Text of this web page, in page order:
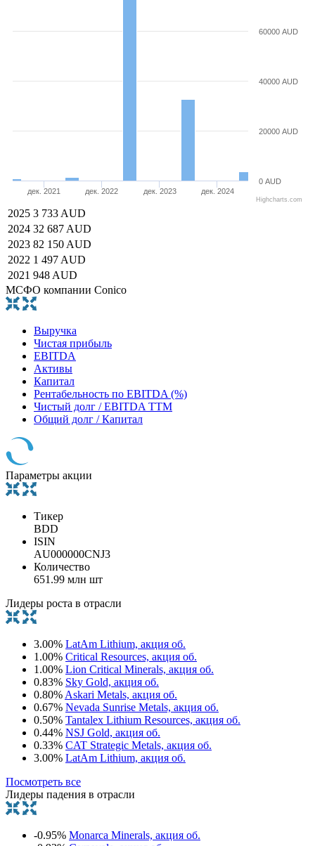
дек. 2021 дек. 2022 дек. 2023 дек. 2024
0 AUD
20000 AUD
40000 AUD
60000 AUD
Highcharts.com
2025 3 733 AUD
2024 32 687 AUD
2023 82 150 AUD
2022 1 497 AUD
2021 948 AUD
МСФО компании Conico
Выручка
Чистая прибыль
EBITDA
Активы
Капитал
Рентабельность по EBITDA (%)
Чистый долг / EBITDA TTM
Общий долг / Капитал
Параметры акции
Тикер
BDD
ISIN
AU000000CNJ3
Количество
651.99 млн шт
Лидеры роста в отрасли
3.00% LatAm Lithium, акция об.
1.00% Critical Resources, акция об.
1.00% Lion Critical Minerals, акция об.
0.83% Sky Gold, акция об.
0.80% Askari Metals, акция об.
0.67% Nevada Sunrise Metals, акция об.
0.50% Tantalex Lithium Resources, акция об.
0.44% NSJ Gold, акция об.
0.33% CAT Strategic Metals, акция об.
3.00% LatAm Lithium, акция об.
Посмотреть все
Лидеры падения в отрасли
-0.95% Monarca Minerals, акция об.